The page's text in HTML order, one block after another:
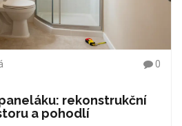
0
rekonstrukční
a pohodlí